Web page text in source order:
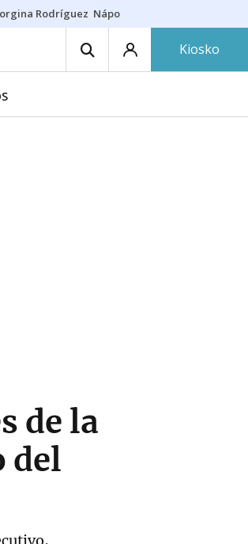
Rodríguez Nápoles - Osasuna
Kiosko
de la
del